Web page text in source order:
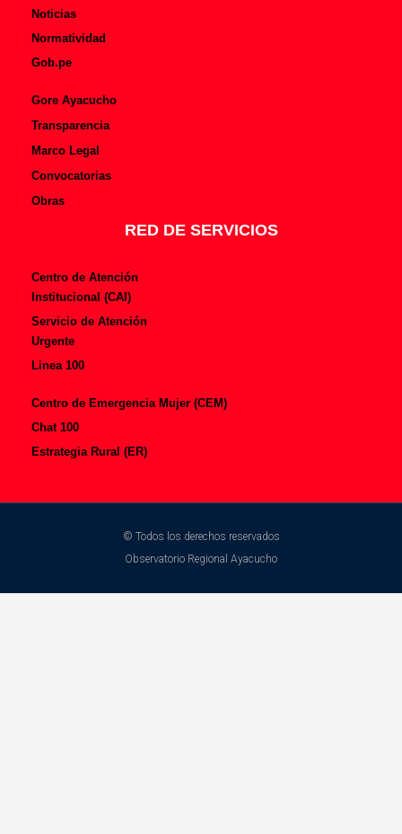
Noticias
Normatividad
Gob.pe
Gore Ayacucho
Transparencia
Marco Legal
Convocatorias
Obras
RED DE SERVICIOS
Centro de Atención
Institucional (CAI)
Servicio de Atención
Urgente
Linea 100
Centro de Emergencia Mujer (CEM)
Chat 100
Estrategia Rural (ER)
© Todos los derechos reservados
Observatorio Regional Ayacucho